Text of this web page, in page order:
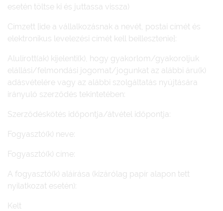
esetén töltse ki és juttassa vissza)
Címzett [ide a vállalkozásnak a nevét, postai címét és
elektronikus levelezési címét kell beillesztenie]:
Alulírott(ak) kijelenti(k), hogy gyakorlom/gyakoroljuk
elállási/felmondási jogomat/jogunkat az alábbi áru(k)
adásvételére vagy az alábbi szolgáltatás nyújtására
irányuló szerződés tekintetében:
Szerződéskötés időpontja/átvétel időpontja:
Fogyasztó(k) neve:
Fogyasztó(k) címe:
A fogyasztó(k) aláírása (kizárólag papír alapon tett
nyilatkozat esetén):
Kelt